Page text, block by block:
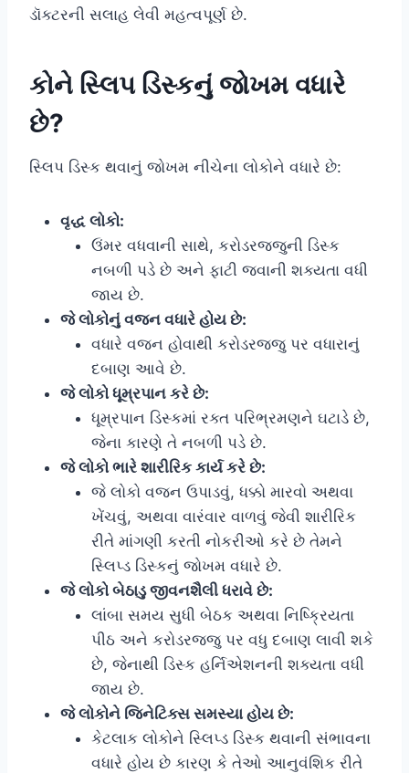
ડૉક્ટરની સલાહ લેવી મહત્વપૂર્ણ છે.
કોને સ્લિપ ડિસ્કનું જોખમ વધારે
છે?
સ્લિપ ડિસ્ક થવાનું જોખમ નીચેના લોકોને વધારે છે:
વૃદ્ધ લોકો:
ઉંમર વધવાની સાથે, કરોડરજ્જુની ડિસ્ક
નબળી પડે છે અને ફાટી જવાની શક્યતા વધી
જાય છે.
જે લોકોનું વજન વધારે હોય છે:
વધારે વજન હોવાથી કરોડરજ્જુ પર વધારાનું
દબાણ આવે છે.
જે લોકો ધૂમ્રપાન કરે છે:
ધૂમ્રપાન ડિસ્કમાં રક્ત પરિભ્રમણને ઘટાડે છે,
જેના કારણે તે નબળી પડે છે.
જે લોકો ભારે શારીરિક કાર્ય કરે છે:
જે લોકો વજન ઉપાડવું, ધક્કો મારવો અથવા
ખેંચવું, અથવા વારંવાર વાળવું જેવી શારીરિક
રીતે માંગણી કરતી નોકરીઓ કરે છે તેમને
સ્લિપ્ડ ડિસ્કનું જોખમ વધારે છે.
જે લોકો બેઠાડુ જીવનશૈલી ધરાવે છે:
લાંબા સમય સુધી બેઠક અથવા નિષ્ક્રિયતા
પીઠ અને કરોડરજ્જુ પર વધુ દબાણ લાવી શકે
છે, જેનાથી ડિસ્ક હર્નિએશનની શક્યતા વધી
જાય છે.
જે લોકોને જિનેટિક્સ સમસ્યા હોય છે:
કેટલાક લોકોને સ્લિપ્ડ ડિસ્ક થવાની સંભાવના
વધારે હોય છે કારણ કે તેઓ આનુવંશિક રીતે